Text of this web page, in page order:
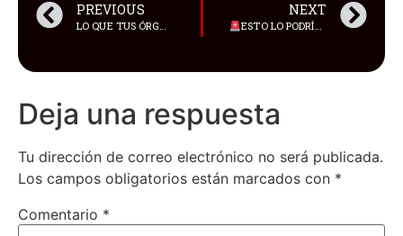
PREVIOUS
LO QUE TUS ÓRGANOS “ODIAN”: SEÑALES COTIDIANAS QUE EL CUERPO SÍ RESIENTE
NEXT
ESTO LO PODRÍA CAMBIAR TODO
Deja una respuesta
Tu dirección de correo electrónico no será publicada.
Los campos obligatorios están marcados con *
Comentario *